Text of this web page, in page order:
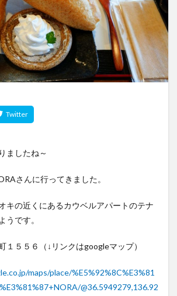
ましたね～
さんに行ってきました。
キの近くにあるカウベルアパートのテナ
うです。
１５５６（↓リンクはgoogleマップ）
maps/place/%E5%92%8C%E3%81
@36.5949279,136.92